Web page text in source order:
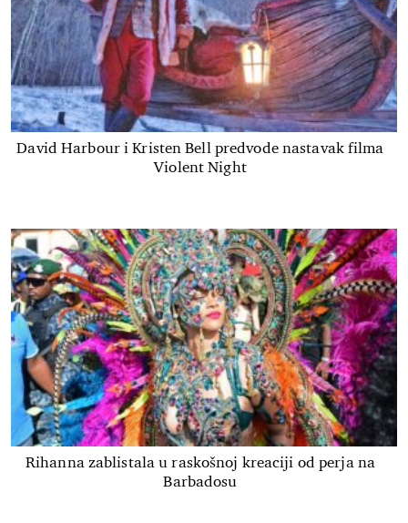
David Harbour i Kristen Bell predvode nastavak filma
Violent Night
Rihanna zablistala u raskošnoj kreaciji od perja na
Barbadosu